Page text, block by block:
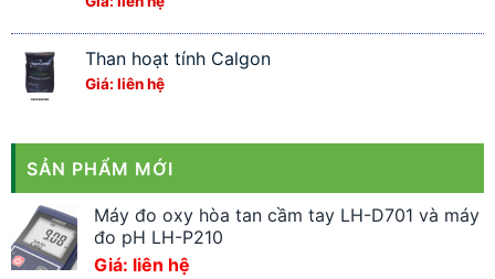
Than hoạt tính Calgon
Giá: liên hệ
SẢN PHẨM MỚI
Máy đo oxy hòa tan cầm tay LH-D701 và máy
đo pH LH-P210
Giá: liên hệ